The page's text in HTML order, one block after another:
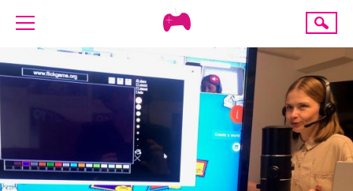
Creative
ÜBER UNS
AKTUELLES
TERMINE
ANGEBOTE
PROJEKTE
Suche